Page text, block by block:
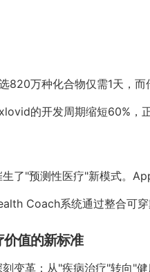
820万种化合物仅需1天，
的开发周期缩短60%，
了"预测性医疗"新模式。
Coach系统通过整合可
值的新标准
变革：从"疾病治疗"转向"